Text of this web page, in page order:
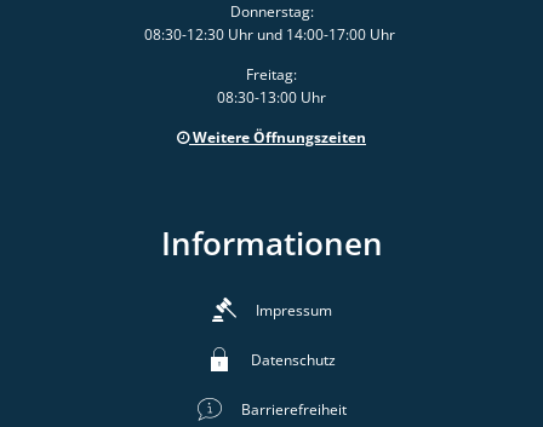
Donnerstag:
08:30-12:30 Uhr und 14:00-17:00 Uhr
Freitag:
08:30-13:00 Uhr
Weitere Öffnungszeiten
Informationen
Impressum
Datenschutz
Barrierefreiheit